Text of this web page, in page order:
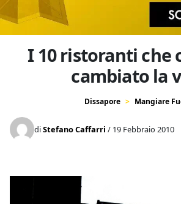
I 10 ristoranti che
cambiato la
Dissapore Mangiare
diStefano Caffarri / 19 Febbraio 2010